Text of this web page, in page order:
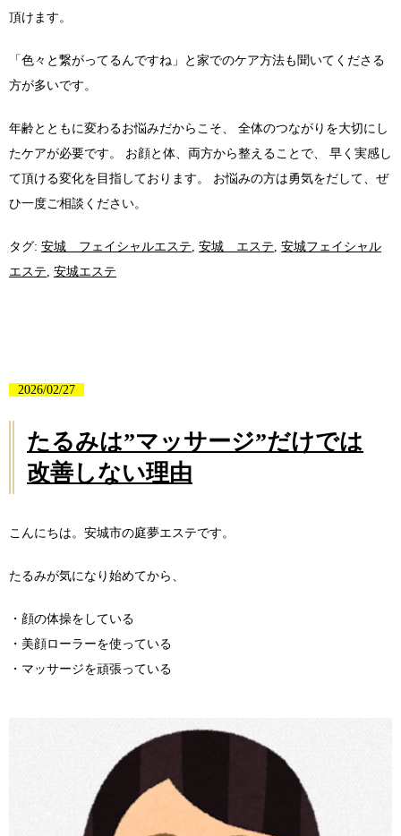
頂けます。
「色々と繋がってるんですね」と家でのケア方法も聞いてくださる
方が多いです。
年齢とともに変わるお悩みだからこそ、 全体のつながりを大切にし
たケアが必要です。 お顔と体、両方から整えることで、 早く実感し
て頂ける変化を目指しております。 お悩みの方は勇気をだして、ぜ
ひ一度ご相談ください。
タグ: 安城 フェイシャルエステ 安城 エステ 安城フェイシャル
エステ 安城エステ
2026/02/27
たるみは”マッサージ”だけでは
改善しない理由
こんにちは。安城市の庭夢エステです。
たるみが気になり始めてから、
・顔の体操をしている
・美顔ローラーを使っている
・マッサージを頑張っている